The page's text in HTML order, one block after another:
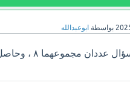
بواسطة ابوعبدالله